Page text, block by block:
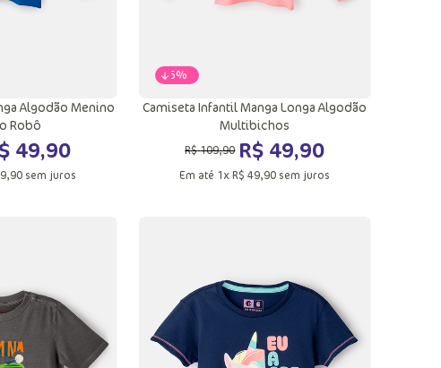
Algodão Menino
Robô
49,90
,90sem juros
-55%
Camiseta Infantil Manga Longa Algodão
Multibichos
R$109,90 R$ 49,90
Em até 1xR$ 49,90 sem juros